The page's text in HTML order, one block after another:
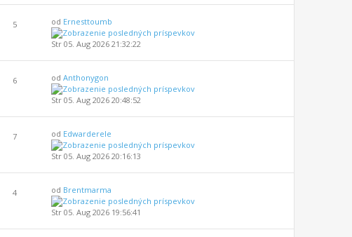
5 od Ernesttoumb
Str 05. Aug 2026 21:32:22
6 odAnthonygon
Str 05. Aug 2026 20:48:52
7 od Edwarderele
Str 05. Aug 2026 20:16:13
4 od Brentmarma
Str 05. Aug 2026 19:56:41